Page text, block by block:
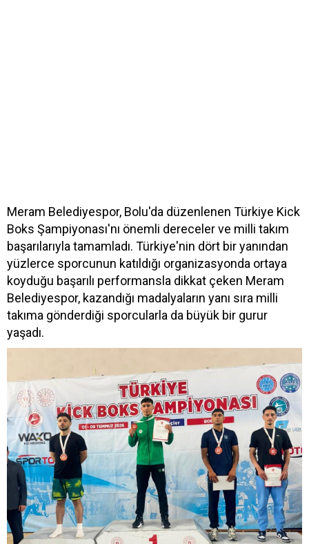
Meram Belediyespor, Bolu'da düzenlenen Türkiye Kick
Boks Şampiyonası'nı önemli dereceler ve milli takım
başarılarıyla tamamladı. Türkiye'nin dört bir yanından
yüzlerce sporcunun katıldığı organizasyonda ortaya
koyduğu başarılı performansla dikkat çeken Meram
Belediyespor, kazandığı madalyaların yanı sıra milli
takıma gönderdiği sporcularla da büyük bir gurur
yaşadı.